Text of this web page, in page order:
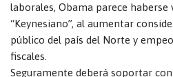
laborales, Obama parece
“Keynesiano”, al aumentar
público del país del Norte y
fiscales.
Seguramente deberá soportar